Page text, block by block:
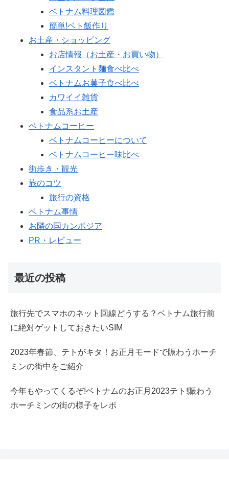
ベトナム料理図鑑
簡単!ベト飯作り
お土産・ショッピング
お店情報（お土産・お買い物）
インスタント麺食べ比べ
ベトナムお菓子食べ比べ
カワイイ雑貨
食品系お土産
ベトナムコーヒー
ベトナムコーヒーについて
ベトナムコーヒー味比べ
街歩き・観光
旅のコツ
旅行の資格
ベトナム事情
お隣の国カンボジア
PR・レビュー
最近の投稿
旅行先でスマホのネット回線どうする？ベトナム旅行前
に絶対ゲットしておきたいSIM
2023年春節、テトがキタ！お正月モードで賑わうホーチ
ミンの街中をご紹介
今年もやってくるぞ!ベトナムのお正月2023テト!賑わう
ホーチミンの街の様子をレポ